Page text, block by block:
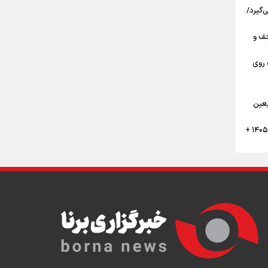
تا نجف و
روی
تقویم پیاده روی نجف به کربلا اربعین ۱۴۰۵ +